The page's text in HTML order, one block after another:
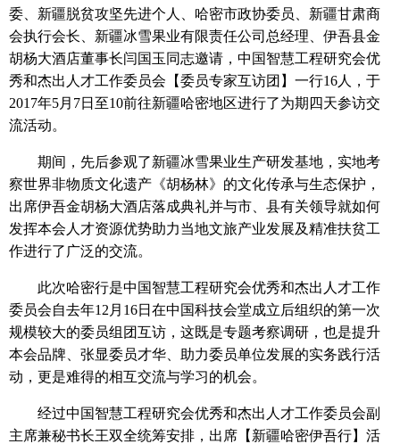
委、新疆脱贫攻坚先进个人、哈密市政协委员、新疆甘肃商
会执行会长、新疆冰雪果业有限责任公司总经理、伊吾县金
胡杨大酒店董事长闫国玉同志邀请，中国智慧工程研究会优
秀和杰出人才工作委员会【委员专家互访团】一行16人，于
2017年5月7日至10前往新疆哈密地区进行了为期四天参访交
流活动。
期间，先后参观了新疆冰雪果业生产研发基地，实地考
察世界非物质文化遗产《胡杨林》的文化传承与生态保护，
出席伊吾金胡杨大酒店落成典礼并与市、县有关领导就如何
发挥本会人才资源优势助力当地文旅产业发展及精准扶贫工
作进行了广泛的交流。
此次哈密行是中国智慧工程研究会优秀和杰出人才工作
委员会自去年12月16日在中国科技会堂成立后组织的第一次
规模较大的委员组团互访，这既是专题考察调研，也是提升
本会品牌、张显委员才华、助力委员单位发展的实务践行活
动，更是难得的相互交流与学习的机会。
经过中国智慧工程研究会优秀和杰出人才工作委员会副
主席兼秘书长王双全统筹安排，出席【新疆哈密伊吾行】活